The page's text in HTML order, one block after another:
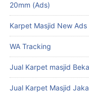
20mm (Ads)
Karpet Masjid New Ads
WA Tracking
Jual Karpet masjid
Jual Karpet Masjid